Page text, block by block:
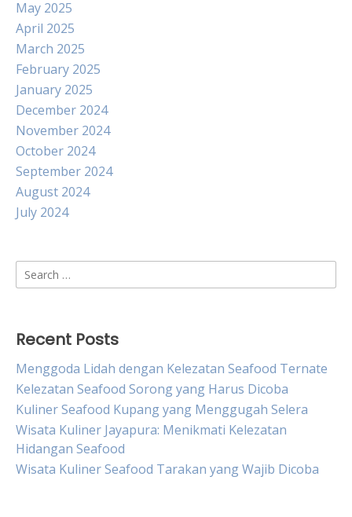
May 2025
April 2025
March 2025
February 2025
January 2025
December 2024
November 2024
October 2024
September 2024
August 2024
July 2024
Search
for:
Recent Posts
Menggoda Lidah dengan Kelezatan Seafood Ternate
Kelezatan Seafood Sorong yang Harus Dicoba
Kuliner Seafood Kupang yang Menggugah Selera
Wisata Kuliner Jayapura: Menikmati Kelezatan
Hidangan Seafood
Wisata Kuliner Seafood Tarakan yang Wajib Dicoba